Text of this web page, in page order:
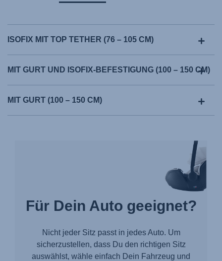
ISOFIX MIT TOP TETHER (76 – 105 CM)
MIT GURT UND ISOFIX-BEFESTIGUNG (100 – 150 CM)
MIT GURT (100 – 150 CM)
Für Dein Auto geeignet?
Nicht jeder Sitz passt in jedes Auto. Um
sicherzustellen, dass Du den richtigen Sitz
auswählst, wähle einfach Dein Fahrzeug und